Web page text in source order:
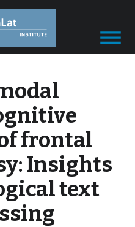
frontal
Insights
text